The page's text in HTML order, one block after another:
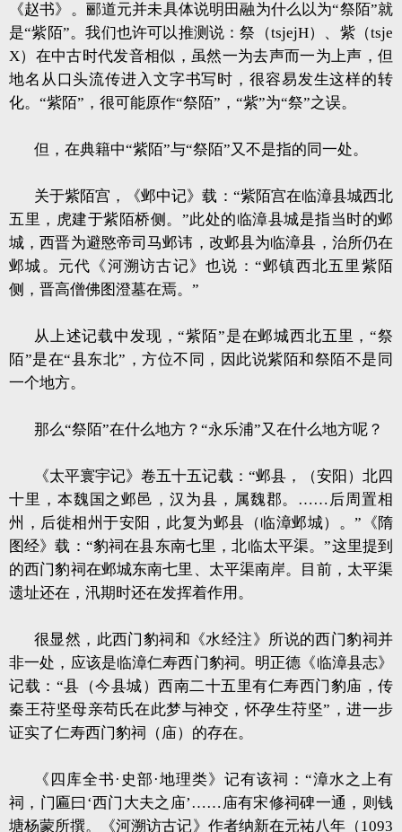
《赵书》。郦道元并未具体说明田融为什么以为“祭陌”就
是“紫陌”。我们也许可以推测说：祭（tsjejH）、紫（tsje
X）在中古时代发音相似，虽然一为去声而一为上声，但
地名从口头流传进入文字书写时，很容易发生这样的转
化。“紫陌”，很可能原作“祭陌”，“紫”为“祭”之误。
但，在典籍中“紫陌”与“祭陌”又不是指的同一处。
关于紫陌宫，《邺中记》载：“紫陌宫在临漳县城西北
五里，虎建于紫陌桥侧。”此处的临漳县城是指当时的邺
城，西晋为避愍帝司马邺讳，改邺县为临漳县，治所仍在
邺城。元代《河溯访古记》也说：“邺镇西北五里紫陌
侧，晋高僧佛图澄墓在焉。”
从上述记载中发现，“紫陌”是在邺城西北五里，“祭
陌”是在“县东北”，方位不同，因此说紫陌和祭陌不是同
一个地方。
那么“祭陌”在什么地方？“永乐浦”又在什么地方呢？
《太平寰宇记》卷五十五记载：“邺县，（安阳）北四
十里，本魏国之邺邑，汉为县，属魏郡。……后周置相
州，后徙相州于安阳，此复为邺县（临漳邺城）。”《隋
图经》载：“豹祠在县东南七里，北临太平渠。”这里提到
的西门豹祠在邺城东南七里、太平渠南岸。目前，太平渠
遗址还在，汛期时还在发挥着作用。
很显然，此西门豹祠和《水经注》所说的西门豹祠并
非一处，应该是临漳仁寿西门豹祠。明正德《临漳县志》
记载：“县（今县城）西南二十五里有仁寿西门豹庙，传
秦王苻坚母亲苟氏在此梦与神交，怀孕生苻坚”，进一步
证实了仁寿西门豹祠（庙）的存在。
《四库全书·史部·地理类》记有该祠：“漳水之上有
祠，门匾曰‘西门大夫之庙’……庙有宋修祠碑一通，则钱
塘杨蒙所撰。《河溯访古记》作者纳新在元祐八年（1093